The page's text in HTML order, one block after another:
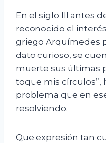
En el siglo III antes
reconocido el
griego Arquímedes
dato curioso, se
muerte sus últimas
toque mis círculos”,
problema que en
resolviendo.
Que expresión tan